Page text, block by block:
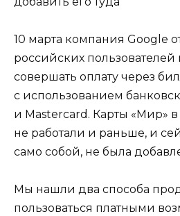
10 марта компания Google
российских пользователей
совершать оплату через
с использованием
и Mastercard. Карты «Мир»
не работали и раньше, и
само собой, не была
Мы нашли два способа
пользоваться платными